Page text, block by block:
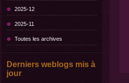
2025-12
2025-11
Toutes les archives
Derniers weblogs mis à
jour